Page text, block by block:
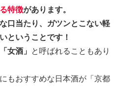
特徴があります。
口当たり、ガツンとこない軽
ということです！
「女酒」
と呼ばれることもあり
もおすすめな日本酒が「京都